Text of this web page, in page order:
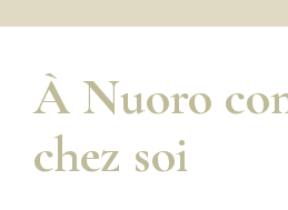
À Nuoro
chez soi